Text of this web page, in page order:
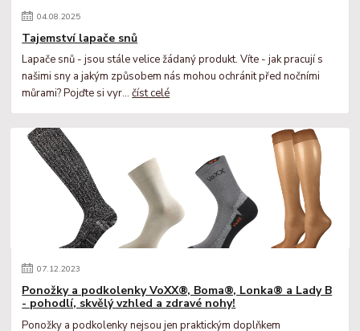
04.08.2025
Tajemství lapače snů
Lapače snů - jsou stále velice žádaný produkt. Víte - jak pracují s
našimi sny a jakým způsobem nás mohou ochránit před nočními
můrami? Pojďte si vyr...číst celé
07.12.2023
Ponožky a podkolenky VoXX®, Boma®, Lonka® a Lady B
- pohodlí, skvělý vzhled a zdravé nohy!
Ponožky a podkolenky nejsou jen praktickým doplňkem